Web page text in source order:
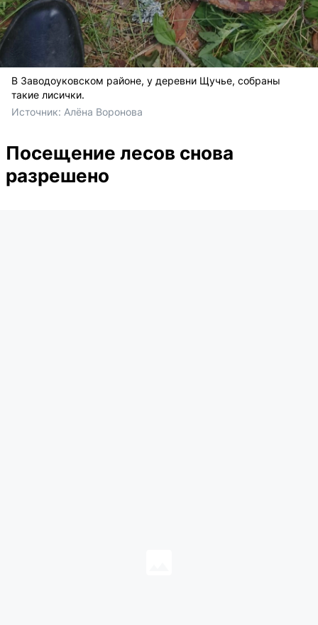
В Заводоуковском районе, у деревни Щучье, собраны
такие лисички.
Источник: Алёна Воронова
Посещение лесов снова
разрешено